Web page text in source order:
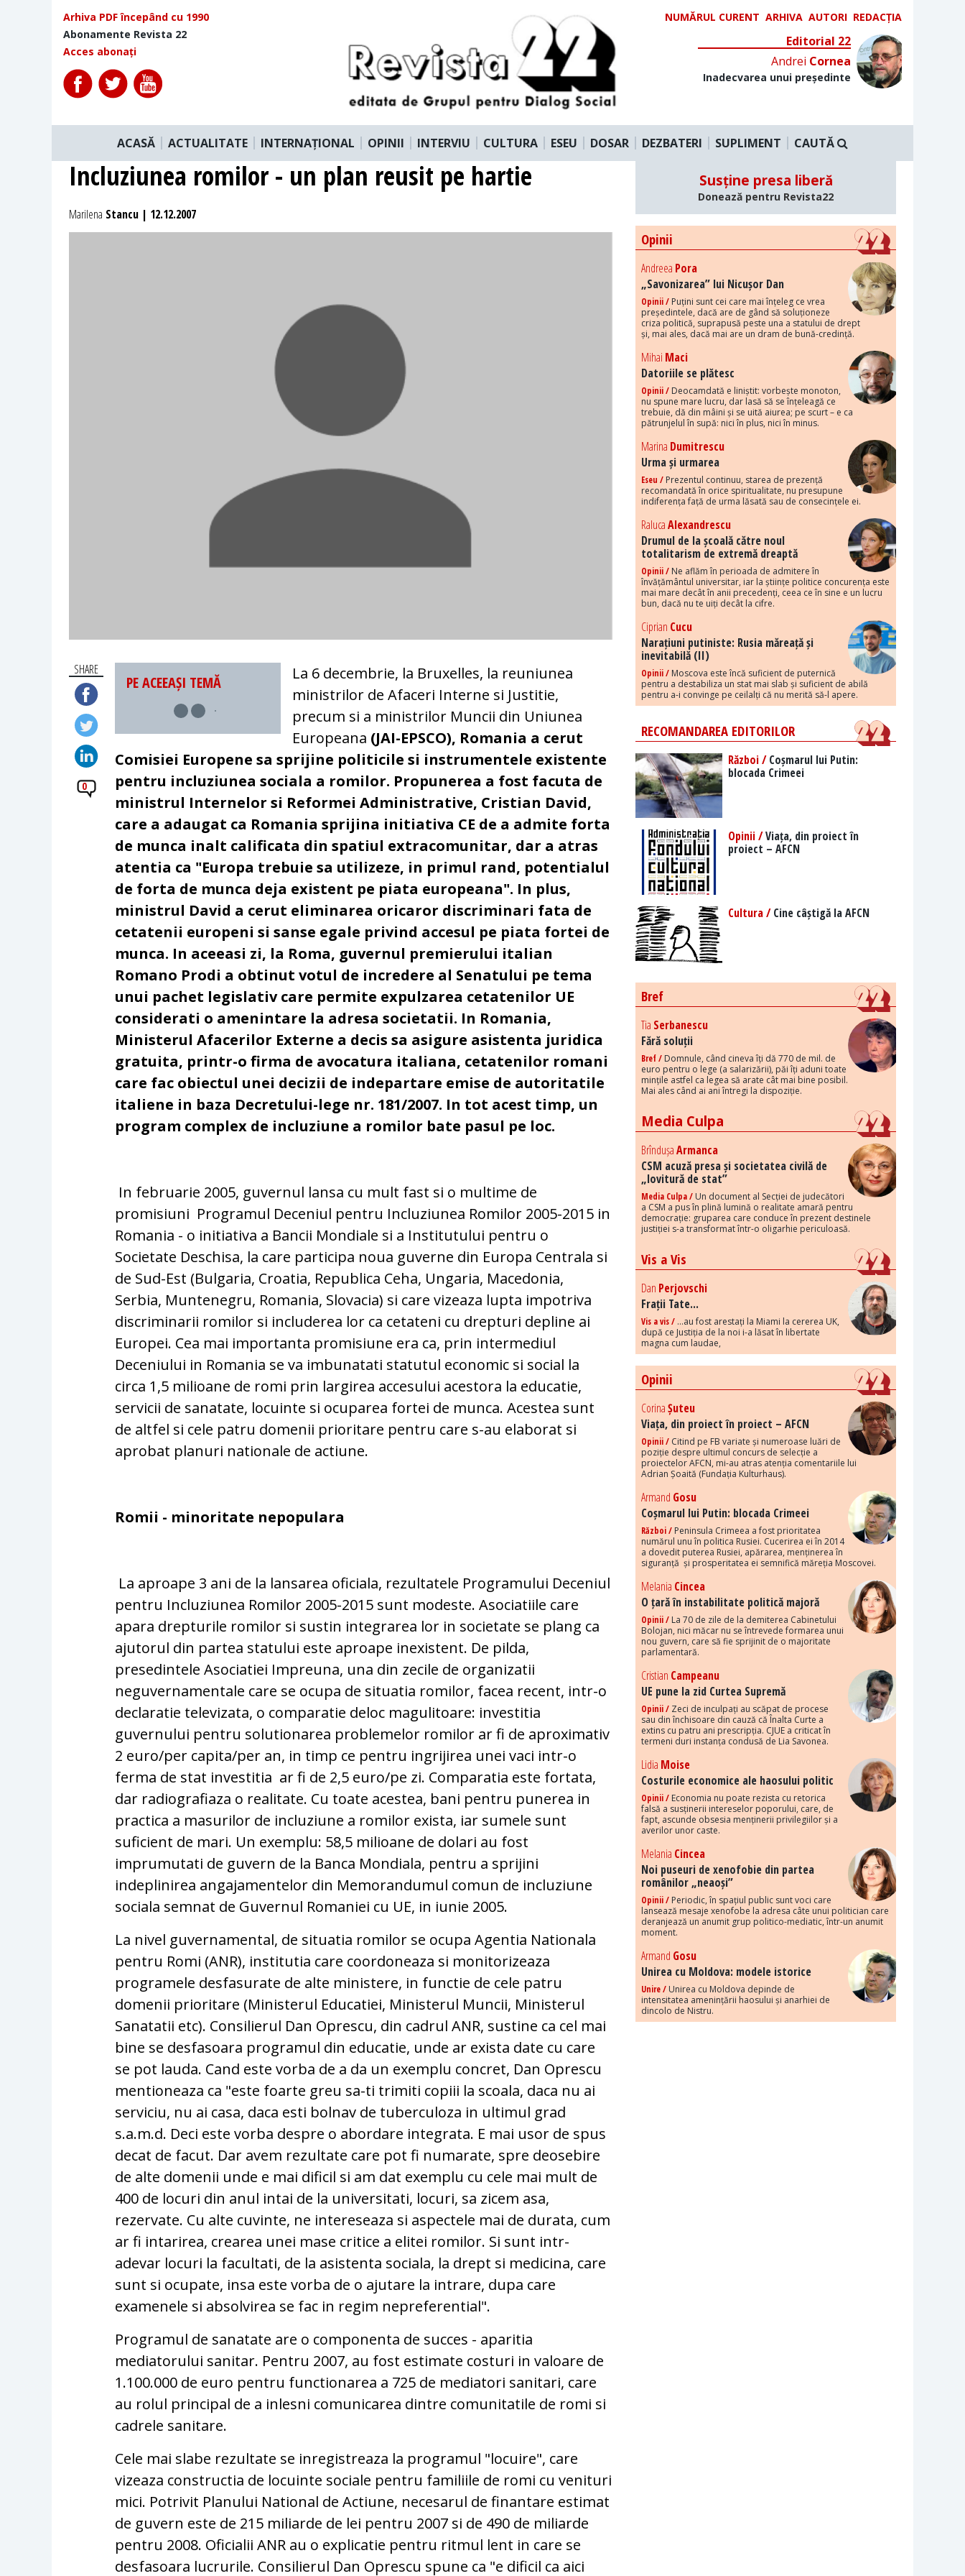
Arhiva PDF începând cu 1990
Abonamente Revista 22
Acces abonați
NUMĂRUL CURENT ARHIVA AUTORI REDACȚIA
Editorial 22
Andrei Cornea
Inadecvarea unui președinte
ACASĂ ACTUALITATE INTERNAȚIONAL OPINII INTERVIU CULTURA ESEU DOSAR DEZBATERI SUPLIMENT CAUTĂ
Incluziunea romilor - un plan reusit pe hartie
Marilena Stancu | 12.12.2007
SHARE
0
PE ACEEAȘI TEMĂ
La 6 decembrie, la Bruxelles, la reuniunea
ministrilor de Afaceri Interne si Justitie,
precum si a ministrilor Muncii din Uniunea
Europeana (JAI-EPSCO), Romania a cerut
Comisiei Europene sa sprijine politicile si instrumentele existente
pentru incluziunea sociala a romilor. Propunerea a fost facuta de
ministrul Internelor si Reformei Administrative, Cristian David,
care a adaugat ca Romania sprijina initiativa CE de a admite forta
de munca inalt calificata din spatiul extracomunitar, dar a atras
atentia ca "Europa trebuie sa utilizeze, in primul rand, potentialul
de forta de munca deja existent pe piata europeana". In plus,
ministrul David a cerut eliminarea oricaror discriminari fata de
cetatenii europeni si sanse egale privind accesul pe piata fortei de
munca. In aceeasi zi, la Roma, guvernul premierului italian
Romano Prodi a obtinut votul de incredere al Senatului pe tema
unui pachet legislativ care permite expulzarea cetatenilor UE
considerati o amenintare la adresa societatii. In Romania,
Ministerul Afacerilor Externe a decis sa asigure asistenta juridica
gratuita, printr-o firma de avocatura italiana, cetatenilor romani
care fac obiectul unei decizii de indepartare emise de autoritatile
italiene in baza Decretului-lege nr. 181/2007. In tot acest timp, un
program complex de incluziune a romilor bate pasul pe loc.
In februarie 2005, guvernul lansa cu mult fast si o multime de
promisiuni Programul Deceniul pentru Incluziunea Romilor 2005-2015 in
Romania - o initiativa a Bancii Mondiale si a Institutului pentru o
Societate Deschisa, la care participa noua guverne din Europa Centrala si
de Sud-Est (Bulgaria, Croatia, Republica Ceha, Ungaria, Macedonia,
Serbia, Muntenegru, Romania, Slovacia) si care vizeaza lupta impotriva
discriminarii romilor si includerea lor ca cetateni cu drepturi depline ai
Europei. Cea mai importanta promisiune era ca, prin intermediul
Deceniului in Romania se va imbunatati statutul economic si social la
circa 1,5 milioane de romi prin largirea accesului acestora la educatie,
servicii de sanatate, locuinte si ocuparea fortei de munca. Acestea sunt
de altfel si cele patru domenii prioritare pentru care s-au elaborat si
aprobat planuri nationale de actiune.
Romii - minoritate nepopulara
La aproape 3 ani de la lansarea oficiala, rezultatele Programului Deceniul
pentru Incluziunea Romilor 2005-2015 sunt modeste. Asociatiile care
apara drepturile romilor si sustin integrarea lor in societate se plang ca
ajutorul din partea statului este aproape inexistent. De pilda,
presedintele Asociatiei Impreuna, una din zecile de organizatii
neguvernamentale care se ocupa de situatia romilor, facea recent, intr-o
declaratie televizata, o comparatie deloc magulitoare: investitia
guvernului pentru solutionarea problemelor romilor ar fi de aproximativ
2 euro/per capita/per an, in timp ce pentru ingrijirea unei vaci intr-o
ferma de stat investitia ar fi de 2,5 euro/pe zi. Comparatia este fortata,
dar radiografiaza o realitate. Cu toate acestea, bani pentru punerea in
practica a masurilor de incluziune a romilor exista, iar sumele sunt
suficient de mari. Un exemplu: 58,5 milioane de dolari au fost
imprumutati de guvern de la Banca Mondiala, pentru a sprijini
indeplinirea angajamentelor din Memorandumul comun de incluziune
sociala semnat de Guvernul Romaniei cu UE, in iunie 2005.
La nivel guvernamental, de situatia romilor se ocupa Agentia Nationala
pentru Romi (ANR), institutia care coordoneaza si monitorizeaza
programele desfasurate de alte ministere, in functie de cele patru
domenii prioritare (Ministerul Educatiei, Ministerul Muncii, Ministerul
Sanatatii etc). Consilierul Dan Oprescu, din cadrul ANR, sustine ca cel mai
bine se desfasoara programul din educatie, unde ar exista date cu care
se pot lauda. Cand este vorba de a da un exemplu concret, Dan Oprescu
mentioneaza ca "este foarte greu sa-ti trimiti copiii la scoala, daca nu ai
serviciu, nu ai casa, daca esti bolnav de tuberculoza in ultimul grad
s.a.m.d. Deci este vorba despre o abordare integrata. E mai usor de spus
decat de facut. Dar avem rezultate care pot fi numarate, spre deosebire
de alte domenii unde e mai dificil si am dat exemplu cu cele mai mult de
400 de locuri din anul intai de la universitati, locuri, sa zicem asa,
rezervate. Cu alte cuvinte, ne intereseaza si aspectele mai de durata, cum
ar fi intarirea, crearea unei mase critice a elitei romilor. Si sunt intr-
adevar locuri la facultati, de la asistenta sociala, la drept si medicina, care
sunt si ocupate, insa este vorba de o ajutare la intrare, dupa care
examenele si absolvirea se fac in regim nepreferential".
Programul de sanatate are o componenta de succes - aparitia
mediatorului sanitar. Pentru 2007, au fost estimate costuri in valoare de
1.100.000 de euro pentru functionarea a 725 de mediatori sanitari, care
au rolul principal de a inlesni comunicarea dintre comunitatile de romi si
cadrele sanitare.
Cele mai slabe rezultate se inregistreaza la programul "locuire", care
vizeaza constructia de locuinte sociale pentru familiile de romi cu venituri
mici. Potrivit Planului National de Actiune, necesarul de finantare estimat
de guvern este de 215 miliarde de lei pentru 2007 si de 490 de miliarde
pentru 2008. Oficialii ANR au o explicatie pentru ritmul lent in care se
desfasoara lucrurile. Consilierul Dan Oprescu spune ca "e dificil ca aici
Susține presa liberă
Donează pentru Revista22
Opinii
Andreea Pora
„Savonizarea” lui Nicușor Dan
Opinii / Puțini sunt cei care mai înțeleg ce vrea
președintele, dacă are de gând să soluționeze
criza politică, suprapusă peste una a statului de drept
și, mai ales, dacă mai are un dram de bună-credință.
Mihai Maci
Datoriile se plătesc
Opinii / Deocamdată e liniștit: vorbește monoton,
nu spune mare lucru, dar lasă să se înțeleagă ce
trebuie, dă din mâini și se uită aiurea; pe scurt – e ca
pătrunjelul în supă: nici în plus, nici în minus.
Marina Dumitrescu
Urma și urmarea
Eseu / Prezentul continuu, starea de prezență
recomandată în orice spiritualitate, nu presupune
indiferența față de urma lăsată sau de consecințele ei.
RalucaAlexandrescu
Drumul de la școală către noul
totalitarism de extremă dreaptă
Opinii / Ne aflăm în perioada de admitere în
învățământul universitar, iar la științe politice concurența este
mai mare decât în anii precedenți, ceea ce în sine e un lucru
bun, dacă nu te uiți decât la cifre.
Ciprian Cucu
Narațiuni putiniste: Rusia măreață și
inevitabilă (II)
Opinii / Moscova este încă suficient de puternică
pentru a destabiliza un stat mai slab și suficient de abilă
pentru a-i convinge pe ceilalți că nu merită să-l apere.
RECOMANDAREA EDITORILOR
Război /Coșmarul lui Putin:
blocada Crimeei
Opinii /Viața, din proiect în
proiect – AFCN
Cultura /Cine câștigă la AFCN
Bref
Tia Serbanescu
Fără soluții
Bref / Domnule, când cineva îți dă 770 de mil. de
euro pentru o lege (a salarizării), păi îți aduni toate
mințile astfel ca legea să arate cât mai bine posibil.
Mai ales când ai ani întregi la dispoziție.
Media Culpa
BrîndușaArmanca
CSM acuză presa și societatea civilă de
„lovitură de stat”
Media Culpa / Un document al Secției de judecători
a CSM a pus în plină lumină o realitate amară pentru
democrație: gruparea care conduce în prezent destinele
justiției s-a transformat într-o oligarhie periculoasă.
Vis a Vis
Dan Perjovschi
Frații Tate...
Vis a vis / ...au fost arestați la Miami la cererea UK,
după ce Justiția de la noi i-a lăsat în libertate
magna cum laudae,
Opinii
CorinaȘuteu
Viața, din proiect în proiect – AFCN
Opinii / Citind pe FB variate și numeroase luări de
poziție despre ultimul concurs de selecție a
proiectelor AFCN, mi-au atras atenția comentariile lui
Adrian Șoaită (Fundația Kulturhaus).
Armand Gosu
Coșmarul lui Putin: blocada Crimeei
Război / Peninsula Crimeea a fost prioritatea
numărul unu în politica Rusiei. Cucerirea ei în 2014
a dovedit puterea Rusiei, apărarea, menținerea în
siguranță și prosperitatea ei semnifică măreția Moscovei.
Melania Cincea
O țară în instabilitate politică majoră
Opinii / La 70 de zile de la demiterea Cabinetului
Bolojan, nici măcar nu se întrevede formarea unui
nou guvern, care să fie sprijinit de o majoritate
parlamentară.
Cristian Campeanu
UE pune la zid Curtea Supremă
Opinii / Zeci de inculpați au scăpat de procese
sau din închisoare din cauză că Înalta Curte a
extins cu patru ani prescripția. CJUE a criticat în
termeni duri instanța condusă de Lia Savonea.
Lidia Moise
Costurile economice ale haosului politic
Opinii / Economia nu poate rezista cu retorica
falsă a susținerii intereselor poporului, care, de
fapt, ascunde obsesia menținerii privilegiilor și a
averilor unor caste.
Melania Cincea
Noi puseuri de xenofobie din partea
românilor „neaoși”
Opinii / Periodic, în spațiul public sunt voci care
lansează mesaje xenofobe la adresa câte unui politician care
deranjează un anumit grup politico-mediatic, într-un anumit
moment.
Armand Gosu
Unirea cu Moldova: modele istorice
Unire / Unirea cu Moldova depinde de
intensitatea amenințării haosului și anarhiei de
dincolo de Nistru.